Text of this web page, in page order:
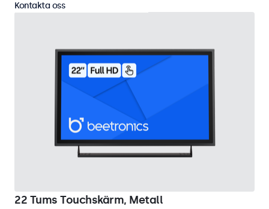
22 Tums Touchskärm, Metall
Kontakta oss